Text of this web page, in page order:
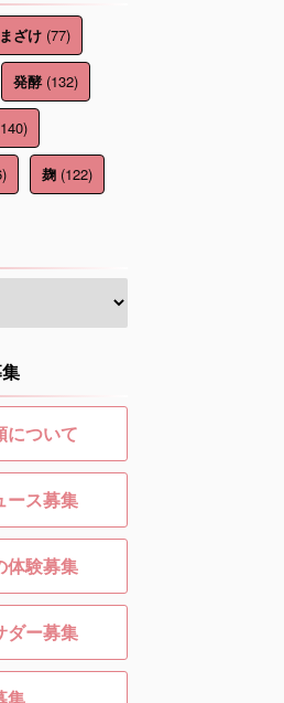
ざけ (77)
発酵(132)
麹 (122)
について
ース募集
体験募集
ダー募集
集